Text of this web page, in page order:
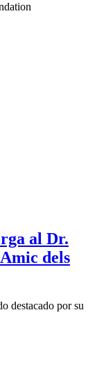
al Dr.
dels
destacado por su